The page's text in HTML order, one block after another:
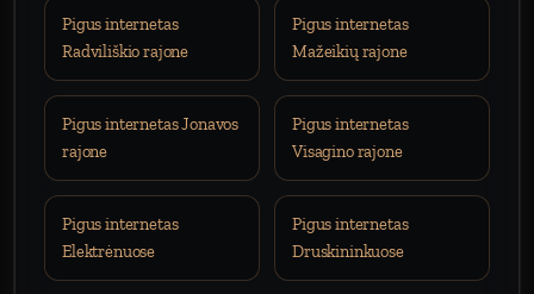
Pigus internetas
Radviliškio rajone
Pigus internetas
Mažeikių rajone
Pigus internetas Jonavos
rajone
Pigus internetas
Visagino rajone
Pigus internetas
Elektrėnuose
Pigus internetas
Druskininkuose